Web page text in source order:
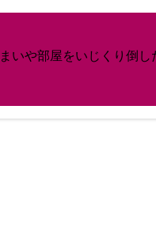
いや部屋をいじくり倒し